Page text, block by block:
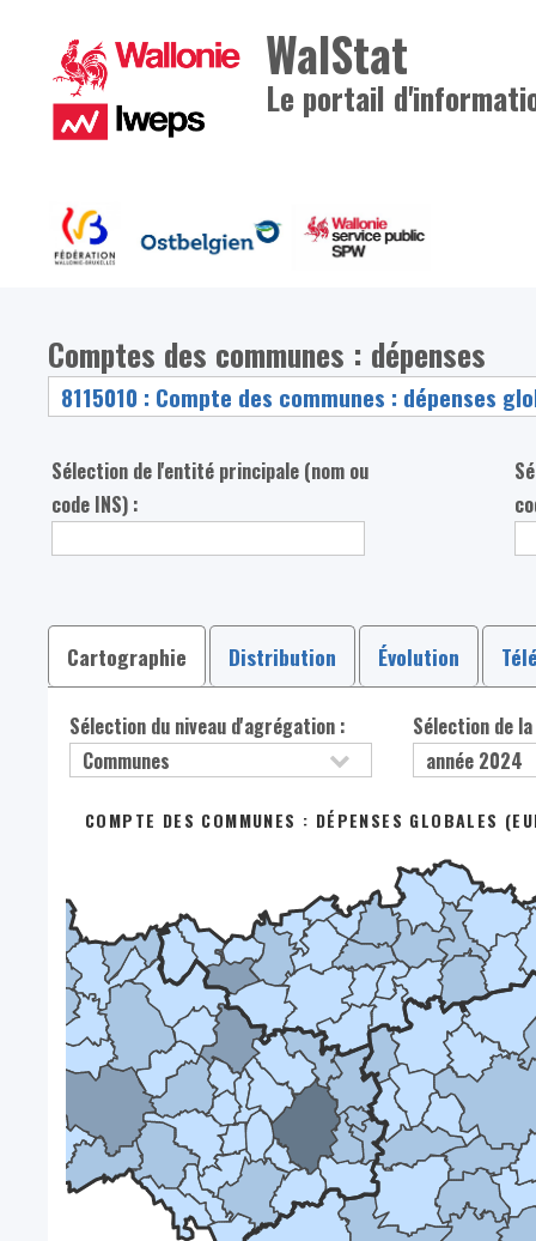
WalStat
Le portail
Comptes des communes : dépenses
Sélection de l'entité principale (nom ou
code INS) :
Cartographie Distribution Évolution
Sélection du niveau d'agrégation : Sélection de
COMPTE DES COMMUNES : DÉPENSES GLOBALES